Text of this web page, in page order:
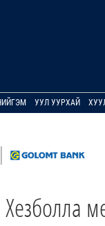
УУЛ УУРХАЙ